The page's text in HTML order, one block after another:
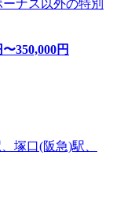
ナス以外の特別
〜350,000円
塚口(阪急)駅、